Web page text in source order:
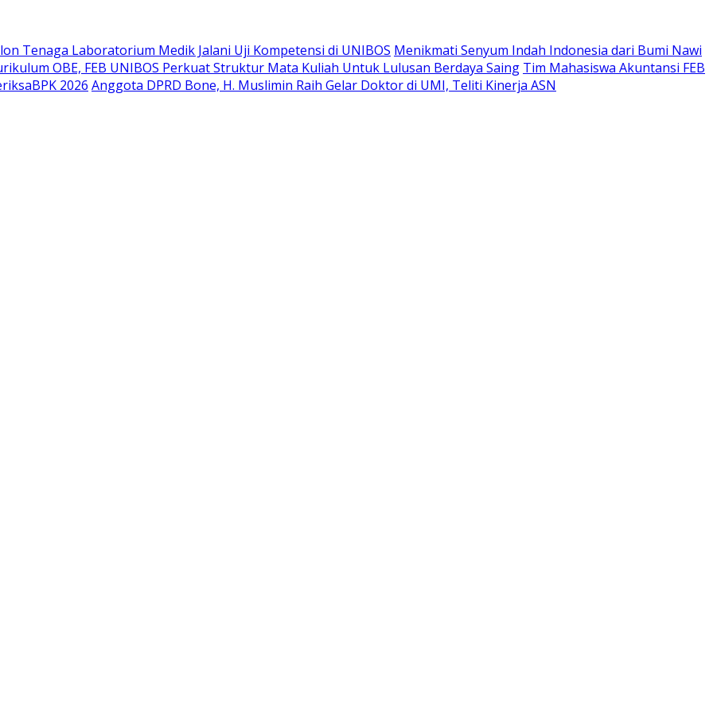
Tenaga Laboratorium Medik Jalani Uji Kompetensi di UNIBOS Menikmati Senyum Indah Indonesia dari Bumi Nawi
OBE, FEB UNIBOS Perkuat Struktur Mata Kuliah Untuk Lulusan Berdaya Saing Tim Mahasiswa Akuntansi FEB
2026 Anggota DPRD Bone, H. Muslimin Raih Gelar Doktor di UMI, Teliti Kinerja ASN